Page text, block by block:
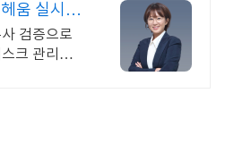
움 실시간
검증으로
크 관리까